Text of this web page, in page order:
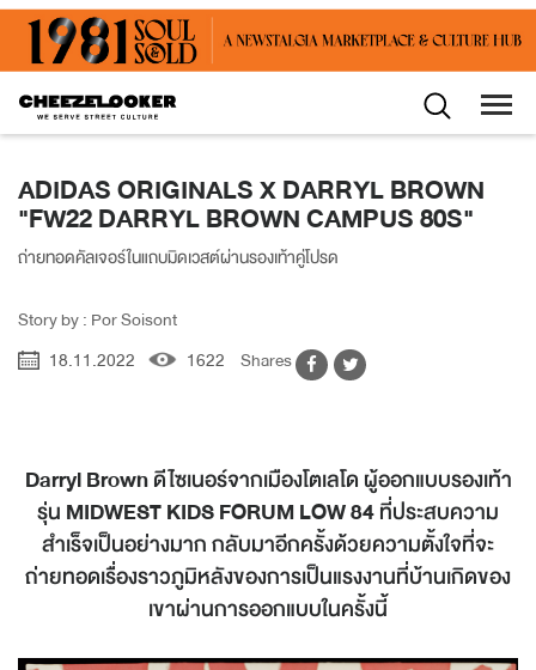
ADIDAS ORIGINALS X DARRYL BROWN
"FW22 DARRYL BROWN CAMPUS 80S"
ถ่ายทอดคัลเจอร์ในแถบมิดเวสต์ผ่านรองเท้าคู่โปรด
Story by : Por Soisont
18.11.2022
1622 Shares
Darryl Brownดีไซเนอร์จากเมืองโตเลโด ผู้ออกแบบรองเท้า
รุ่น MIDWEST KIDS FORUM LOW 84ที่ประสบความ
สำเร็จเป็นอย่างมาก กลับมาอีกครั้งด้วยความตั้งใจที่จะ
ถ่ายทอดเรื่องราวภูมิหลังของการเป็นแรงงานที่บ้านเกิดของ
เขาผ่านการออกแบบในครั้งนี้